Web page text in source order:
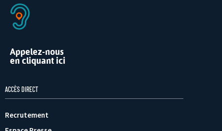
Appelez-nous
en cliquant ici
ACCÈS DIRECT
Recrutement